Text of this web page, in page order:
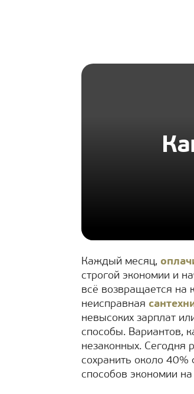
Каждый месяц,
строгой экономии и
всё возвращается на
неисправная
невысоких зарплат
способы. Вариантов,
незаконных. Сегодня
сохранить около
способов экономии